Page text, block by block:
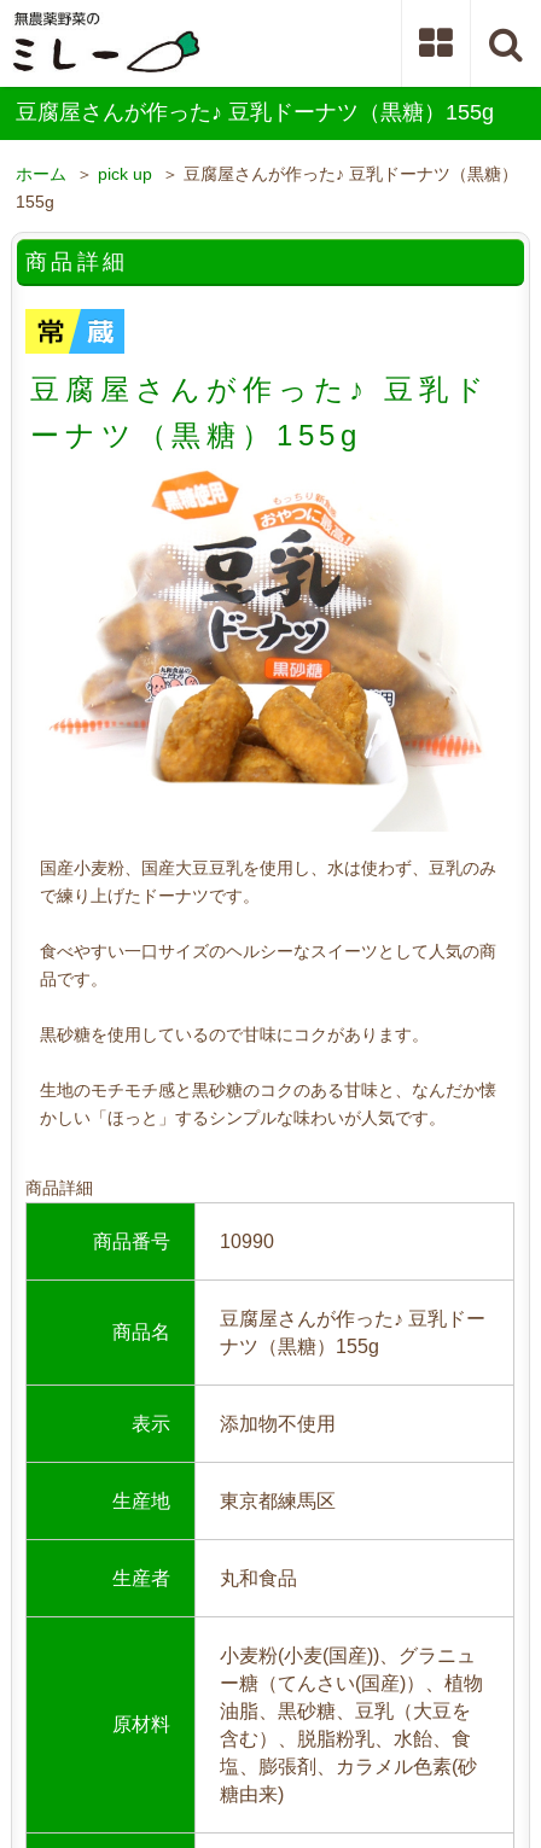
豆腐屋さんが作った♪ 豆乳ドーナツ（黒糖）155g
ホーム ＞ pick up ＞ 豆腐屋さんが作った♪ 豆乳ドーナツ（黒糖）
155g
商品詳細
豆腐屋さんが作った♪ 豆乳ド
ーナツ（黒糖）155g
国産小麦粉、国産大豆豆乳を使用し、水は使わず、豆乳のみ
で練り上げたドーナツです。
食べやすい一口サイズのヘルシーなスイーツとして人気の商
品です。
黒砂糖を使用しているので甘味にコクがあります。
生地のモチモチ感と黒砂糖のコクのある甘味と、なんだか懐
かしい「ほっと」するシンプルな味わいが人気です。
商品詳細
商品番号 10990
商品名
豆腐屋さんが作った♪ 豆乳ドー
ナツ（黒糖）155g
表示 添加物不使用
生産地 東京都練馬区
生産者 丸和食品
原材料
小麦粉(小麦(国産))、グラニュ
ー糖（てんさい(国産)）、植物
油脂、黒砂糖、豆乳（大豆を
含む）、脱脂粉乳、水飴、食
塩、膨張剤、カラメル色素(砂
糖由来)